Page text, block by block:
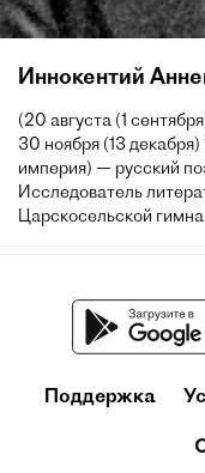
Иннокентий
(20 августа (1
30 ноября (13
империя) — русский
Исследователь
Царскосельской
Поддержка